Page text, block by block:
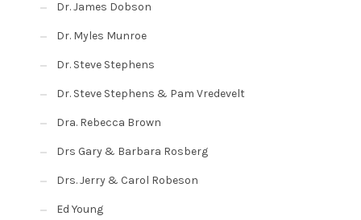
Dr. James Dobson
Dr. Myles Munroe
Dr. Steve Stephens
Dr. Steve Stephens & Pam Vredevelt
Dra. Rebecca Brown
Drs Gary & Barbara Rosberg
Drs. Jerry & Carol Robeson
Ed Young